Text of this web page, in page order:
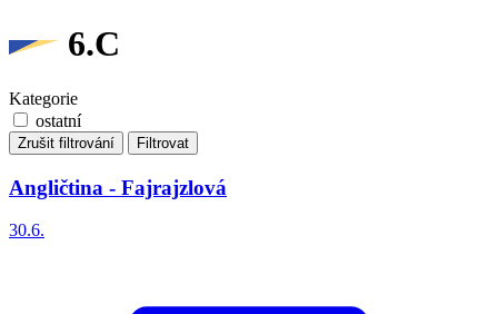
6.C
Kategorie
ostatní
Zrušit filtrování Filtrovat
Angličtina - Fajrajzlová
30.6.